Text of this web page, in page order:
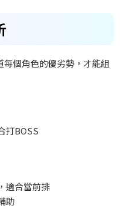
個角色的優劣勢，才能組
打BOSS
適合當前排
助